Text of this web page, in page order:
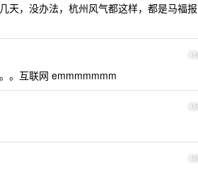
天，没办法，杭州风气都这样，都是马福报
14
。互联网 emmmmmmm
15
16